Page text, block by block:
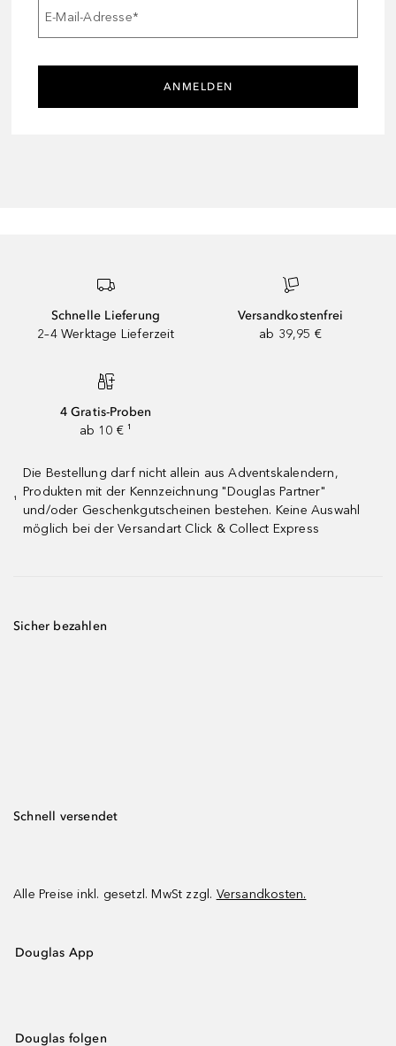
E-Mail-Adresse*
ANMELDEN
Schnelle Lieferung
2–4 Werktage Lieferzeit
Versandkostenfrei
ab 39,95 €
4 Gratis-Proben
ab 10 € ¹
¹
Die Bestellung darf nicht allein aus Adventskalendern,
Produkten mit der Kennzeichnung "Douglas Partner"
und/oder Geschenkgutscheinen bestehen. Keine Auswahl
möglich bei der Versandart Click & Collect Express
Sicher bezahlen
Schnell versendet
Alle Preise inkl. gesetzl. MwSt zzgl. Versandkosten.
Douglas App
Douglas folgen